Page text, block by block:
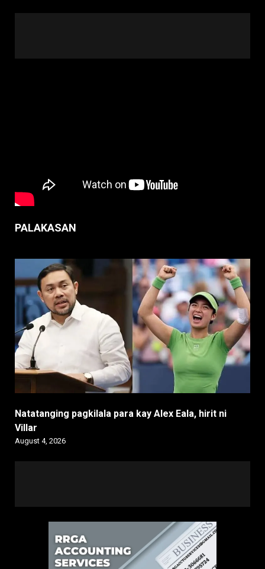
PALAKASAN
Natatanging pagkilala para kay Alex Eala, hirit ni
Villar
August 4, 2026